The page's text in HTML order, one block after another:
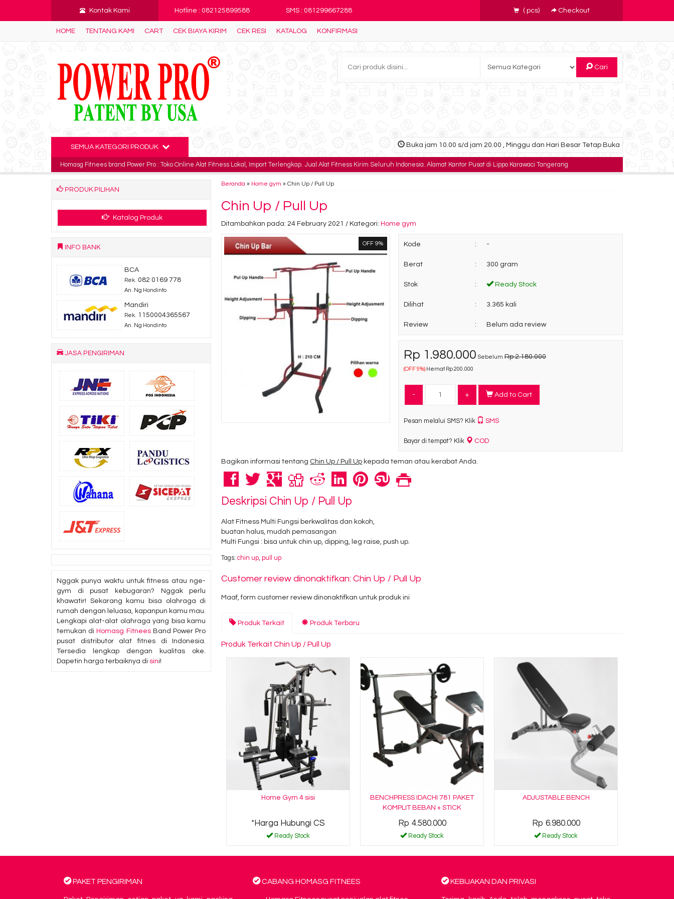
Kontak Kami Hotline : 082125899588 SMS : 081299667288 ( pcs) Checkout
HOME TENTANG KAMI CART CEK BIAYA KIRIM CEK RESI KATALOG KONFIRMASI
Cari
Buka jam 10.00 s/d jam 20.00 , Minggu dan Hari Besar Tetap Buka
SEMUA KATEGORI PRODUK
Homasg Fitnees brand Power Pro : Toko Online Alat Fitness Lokal, Import Terlengkap. Jual Alat Fitness Kirim Seluruh Indonesia. Alamat Kantor Pusat di Lippo Karawaci Tangerang
Beranda » Home gym »Chin Up / Pull Up
Chin Up / Pull Up
Ditambahkan pada: 24 February 2021 / Kategori: Home gym
OFF 9% Kode : -
Berat : 300 gram
Stok : Ready Stock
Dilihat : 3.365 kali
Review : Belum ada review
Rp 1.980.000 Sebelum Rp 2.180.000
(OFF 9%)Hemat Rp 200.000
- + Add to Cart
Pesan melalui SMS? Klik SMS
Bayar di tempat? Klik COD
Bagikan informasi tentang Chin Up / Pull Up kepada teman atau kerabat Anda.
Deskripsi Chin Up / Pull Up
Alat Fitness Multi Fungsi berkwalitas dan kokoh,
buatan halus, mudah pemasangan
Multi Fungsi : bisa untuk chin up, dipping, leg raise, push up.
Tags:chin up, pull up
Customer review dinonaktifkan: Chin Up / Pull Up
Maaf, form customer review dinonaktifkan untuk produk ini
Produk Terkait Produk Terbaru
Produk Terkait Chin Up / Pull Up
Home Gym 4 sisi
*Harga Hubungi CS
Ready Stock
BENCHPRESS IDACHI 781 PAKET
KOMPLIT BEBAN + STICK
Rp 4.580.000
Ready Stock
ADJUSTABLE BENCH
Rp 6.980.000
Ready Stock
PRODUK PILIHAN
Katalog Produk
INFO BANK
BCA
Rek. 082 0169 778
An. Ng Hondinto
Mandiri
Rek. 1150004365567
An. Ng Hondinto
JASA PENGIRIMAN
Nggak punya waktu untuk fitness atau nge-
gym di pusat kebugaran? Nggak perlu
khawatir! Sekarang kamu bisa olahraga di
rumah dengan leluasa, kapanpun kamu mau.
Lengkapi alat-alat olahraga yang bisa kamu
temukan di Homasg FitneesBand Power Pro
pusat distributor alat fitnes di Indonesia.
Tersedia lengkap dengan kualitas oke.
Dapetin harga terbaiknya di sini!
PAKET PENGIRIMAN CABANG HOMASG FITNEES KEBIJAKAN DAN PRIVASI